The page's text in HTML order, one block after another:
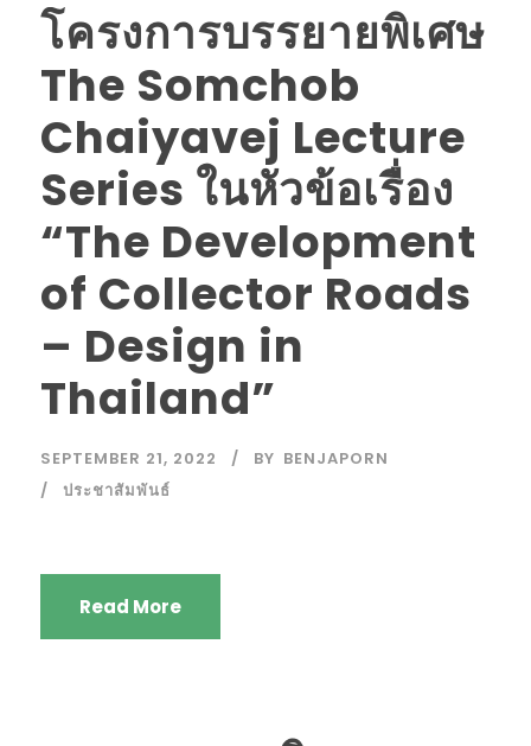
โครงการบรรยายพิเศษ
The Somchob
Chaiyavej Lecture
Series ในหัวข้อเรื่อง
“The Development
of Collector Roads
– Design in
Thailand”
SEPTEMBER 21, 2022 BY BENJAPORN
ประชาสัมพันธ์
Read More